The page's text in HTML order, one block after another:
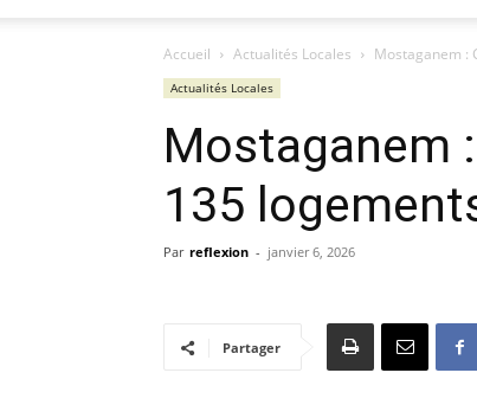
Accueil Actualités Locales Mostaganem :
Actualités Locales
Mostaganem
135
Par reflexion - janvier 6, 2026
Partager